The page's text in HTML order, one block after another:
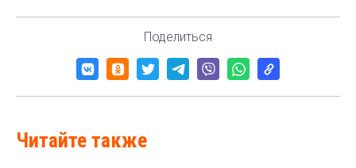
Поделиться
Читайте также